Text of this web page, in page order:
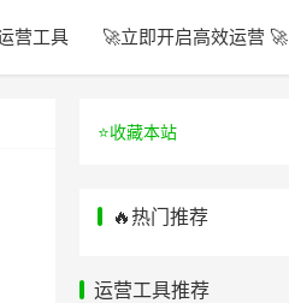
营工具 🚀立即开启高效运营 🚀
⭐️收藏本站
🔥热门推荐
运营工具推荐